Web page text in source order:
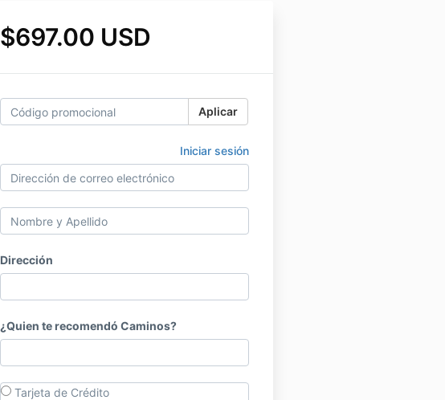
$697.00 USD
Aplicar
Iniciar sesión
Dirección
¿Quien te recomendó Caminos?
Tarjeta de Crédito